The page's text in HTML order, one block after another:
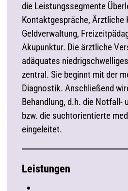
die Leistungssegmente
Kontaktgespräche, Ärztliche
Geldverwaltung,
Akupunktur. Die ärztliche
adäquates
zentral. Sie beginnt mit der
Diagnostik. Anschließend
Behandlung, d.h. die Notfall-
bzw. die suchtorientierte
eingeleitet.
Leistungen